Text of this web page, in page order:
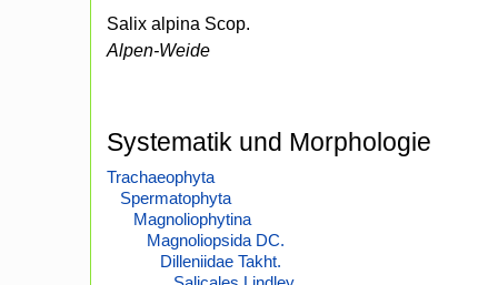
Salix alpina Scop.
Alpen-Weide
Systematik und Morphologie
Trachaeophyta
Spermatophyta
Magnoliophytina
Magnoliopsida DC.
Dilleniidae Takht.